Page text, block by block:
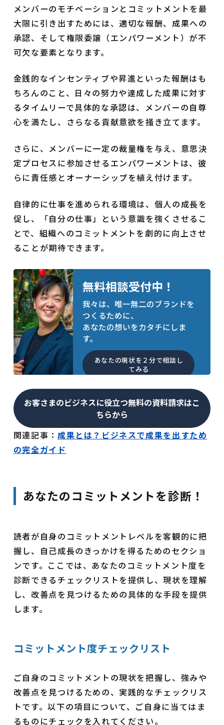
メンバーのモチベーションとコミットメントを最
大限に引き出すためには、適切な報酬、成果への
承認、そして権限委譲（エンパワーメント）が不
可欠な要素となります。
金銭的なインセンティブや昇進といった報酬はも
ちろんのこと、日々の努力や達成した成果に対す
るタイムリーで具体的な承認は、メンバーの自尊
心を満たし、さらなる貢献意欲を掻き立てます。
さらに、メンバーに一定の裁量権を与え、意思決
定プロセスに参加させるエンパワーメントは、彼
らに責任感とオーナーシップを植え付けます。
自律的に仕事を進められる環境は、個人の成長を
促し、「自分の仕事」という意識を強くさせるこ
とで、組織へのコミットメントを劇的に向上させ
ることが期待できます。
無料相談受付中！
我々は、唯一無二のブランドを
つくるために、
あなたの想いをカタチにしま
す。
あなたの現状を２分で相談し
てみる
お客さまのビジネスに役立つ無料の資料請求はこ
ちらから
関連記事： 成果とは？ビジネスで成果を出すため
の完全ガイド
あなたのコミットメントを診断！
読者が自身のコミットメントレベルを客観的に把
握し、自己成長のきっかけを得るためのセクショ
ンです。ここでは、あなたのコミットメント度を
診断できるチェックリストを提供し、現状を理解
し、改善点を見つけるための具体的な手段を提供
します。
コミットメント度チェックリスト
ご自身のコミットメントの現状を把握し、強みや
改善点を見つけるための、実践的なチェックリス
トです。以下の項目について、ご自身に当てはま
るものにチェックを入れてください。